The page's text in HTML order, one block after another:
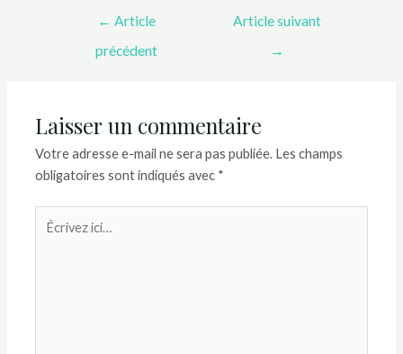
← Article
précédent
Article suivant
→
Laisser un commentaire
Votre adresse e-mail ne sera pas publiée. Les champs
obligatoires sont indiqués avec *